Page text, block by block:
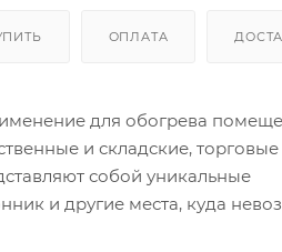
ОПЛАТА
для обогрева
и складские, торговые
собой уникальные
и другие места, куда